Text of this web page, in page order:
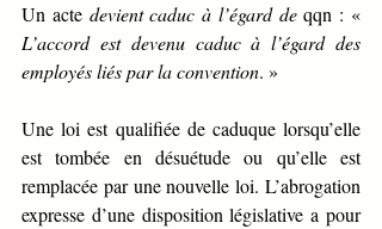
Un acte devient caduc à l’égard de
L’accord est devenu caduc à l’égard des
employés liés par la convention. »
Une loi est qualifiée de caduque lorsqu’elle
est tombée en désuétude ou qu’elle est
remplacée par une nouvelle loi. L’abrogation
expresse d’une disposition législative a pour